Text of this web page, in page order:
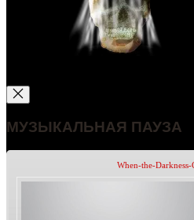
МУЗЫКАЛЬНАЯ ПАУЗА
When-the-Darkness-